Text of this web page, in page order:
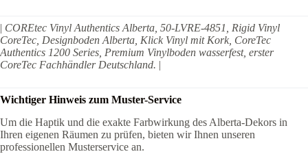
| COREtec Vinyl Authentics Alberta, 50-LVRE-4851, Rigid Vinyl
CoreTec, Designboden Alberta, Klick Vinyl mit Kork, CoreTec
Authentics 1200 Series, Premium Vinylboden wasserfest, erster
CoreTec Fachhändler Deutschland. |
Wichtiger Hinweis zum Muster-Service
Um die Haptik und die exakte Farbwirkung des Alberta-Dekors in
Ihren eigenen Räumen zu prüfen, bieten wir Ihnen unseren
professionellen Musterservice an.